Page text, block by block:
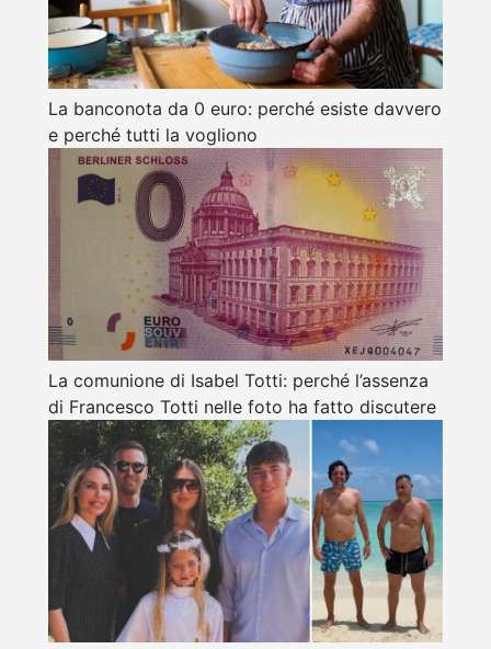
La banconota da 0 euro: perché esiste davvero
e perché tutti la vogliono
La comunione di Isabel Totti: perché l’assenza
di Francesco Totti nelle foto ha fatto discutere